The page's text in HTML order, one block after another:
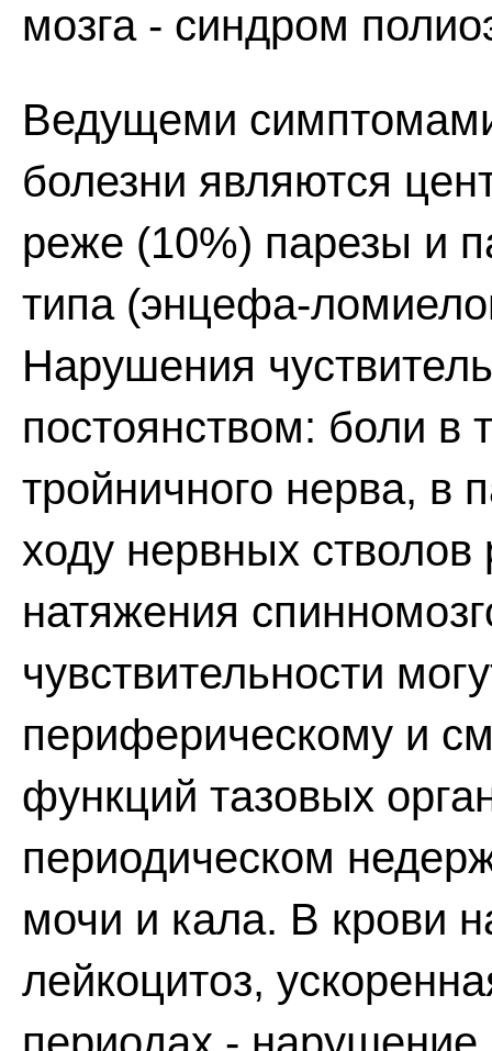
мозга - синдром
Ведущеми
болезни являются
реже (10%) парезы и
типа (энцефа-
Нарушения
постоянством: боли в
тройничного нерва, в
ходу нервных
натяжения
чувствительности
периферическому и
функций тазовых
периодическом
мочи и кала. В крови
лейкоцитоз,